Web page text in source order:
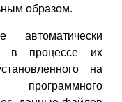
образом.
в процессе их
на
программного